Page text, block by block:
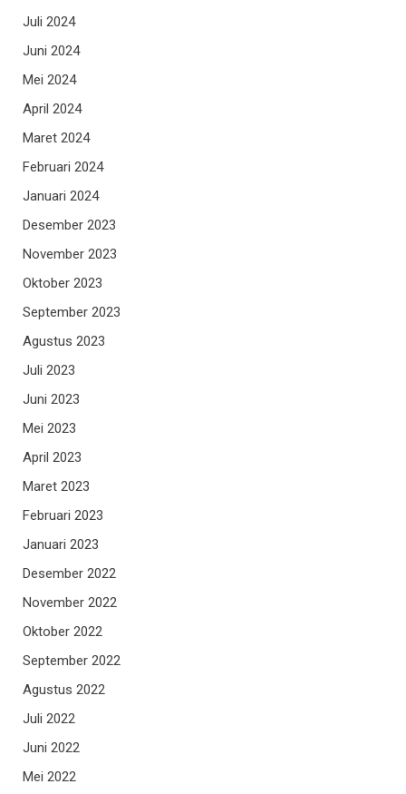
Juli 2024
Juni 2024
Mei 2024
April 2024
Maret 2024
Februari 2024
Januari 2024
Desember 2023
November 2023
Oktober 2023
September 2023
Agustus 2023
Juli 2023
Juni 2023
Mei 2023
April 2023
Maret 2023
Februari 2023
Januari 2023
Desember 2022
November 2022
Oktober 2022
September 2022
Agustus 2022
Juli 2022
Juni 2022
Mei 2022